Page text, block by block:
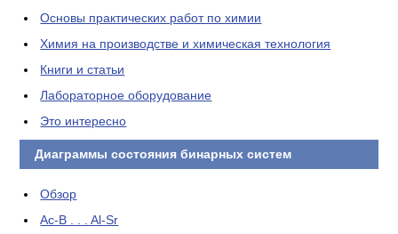
Основы практических работ по химии
Химия на производстве и химическая технология
Книги и статьи
Лабораторное оборудование
Это интересно
Диаграммы состояния бинарных систем
Обзор
Ac-B . . . Al-Sr